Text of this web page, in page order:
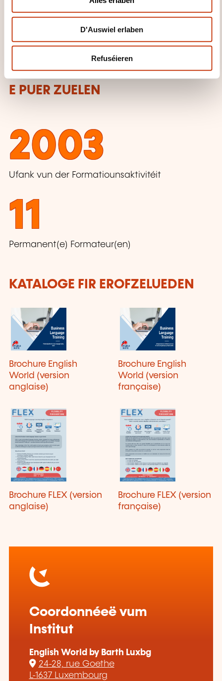
D'Auswiel erlaben
Refuséieren
FORMATIOUNSDOMAINER
Sproochen
E PUER ZUELEN
2003
Ufank vun der Formatiounsaktivitéit
11
Permanent(e) Formateur(en)
KATALOGE FIR EROFZELUEDEN
Brochure English
World (version
anglaise)
Brochure English
World (version
française)
Brochure FLEX (version
anglaise)
Brochure FLEX (version
française)
Coordonnéeë vum
Institut
English World by Barth Luxbg
24-28, rue Goethe
L-1637 Luxembourg